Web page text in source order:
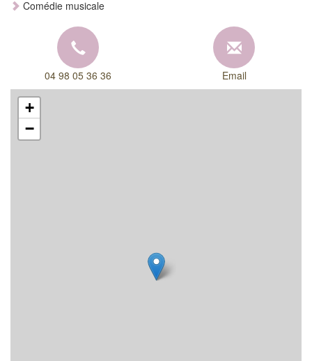
Comédie musicale
04 98 05 36 36 Email
+
−